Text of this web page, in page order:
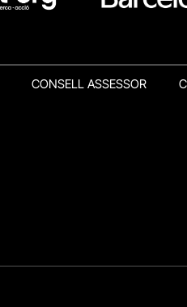
CONSELL ASSESSOR